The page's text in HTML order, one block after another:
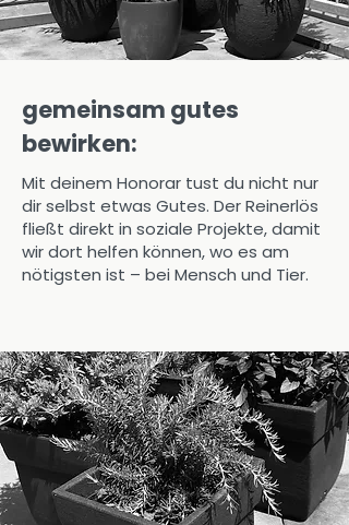
2021 – Die Vollendung der
TRILOGIE
Mit THAT'S ME impulse -
um die Bereiche „DEIN JOB“ und
„DEIN LEBEN“. Und mit diesem
gesamtheitlichen Konzept
verhelfe ich nun einer
ausgeglichenen life-dog-job-
balance.
wirkt
Anfang 2023 haben mein Mann
Manfred und ich den
gemeinnützigen Verein PEOPLE 4
SOZIAL (P4S) gegründet. Seither
fließt meine gesamte Energie in
dieses Herzensprojekt.
gemeinsam gutes
bewirken:
Mit deinem Honorar tust du nicht nur
dir selbst etwas Gutes. Der Reinerlös
fließt direkt in soziale Projekte, damit
wir dort helfen können, wo es am
nötigsten ist – bei Mensch und Tier.